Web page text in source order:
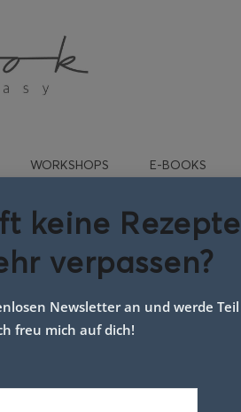
WORKSHOPS E-BOOKS
keine Rezepte
verpassen?
Newsletter an und werde Teil
freu mich auf dich!